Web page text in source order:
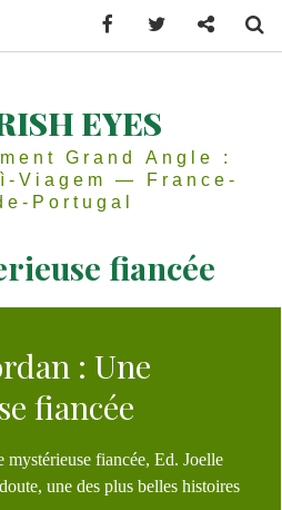
EYES
Grand Angle :
Viagem — France-
Portugal
fiancée
fiancée
une des plus belles histoires
Facebook Twitter